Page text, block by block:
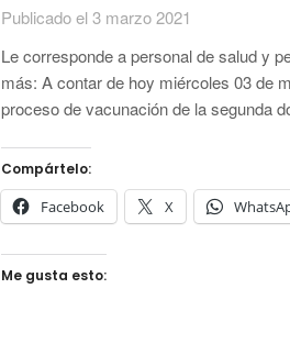
Publicado el 3 marzo 2021
Le corresponde a personal de salud y
más: A contar de hoy miércoles 03 de
proceso de vacunación de la segunda
Compártelo:
Facebook X
Me gusta esto: